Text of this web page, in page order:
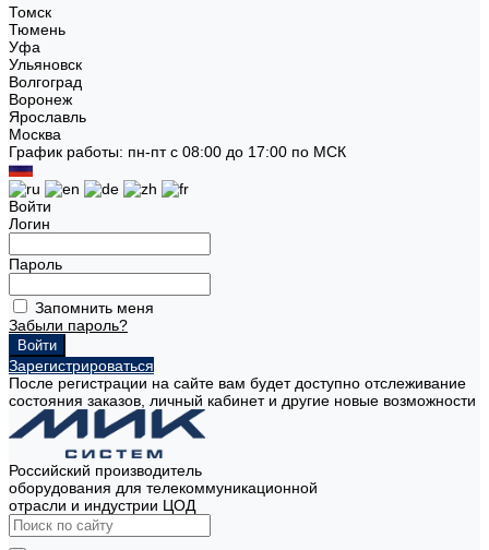
Томск
Тюмень
Уфа
Ульяновск
Волгоград
Воронеж
Ярославль
Москва
График работы: пн-пт с 08:00 до 17:00 по МСК
Войти
Логин
Пароль
Запомнить меня
Забыли пароль?
Зарегистрироваться
После регистрации на сайте вам будет доступно отслеживание
состояния заказов, личный кабинет и другие новые возможности
Российский производитель
оборудования для телекоммуникационной
отрасли и индустрии ЦОД